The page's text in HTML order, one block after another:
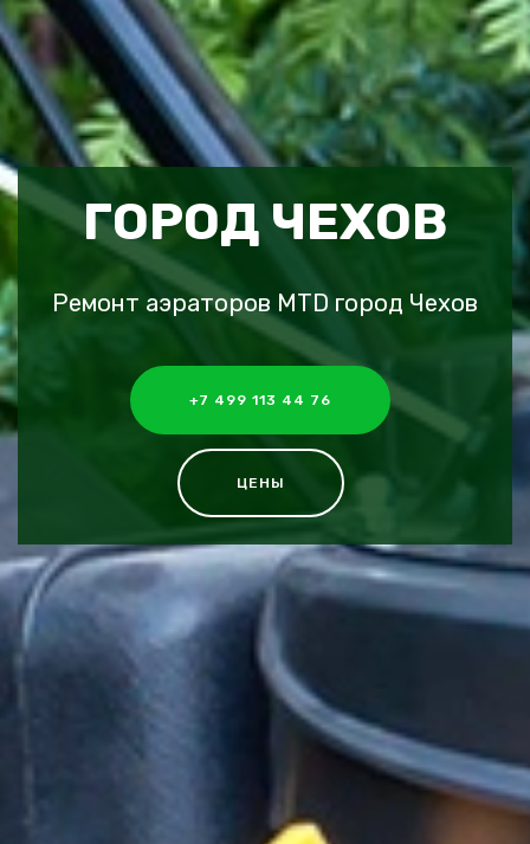
ГОРОД ЧЕХОВ
Ремонт аэраторов MTD город Чехов
+7 499 113 44 76
ЦЕНЫ